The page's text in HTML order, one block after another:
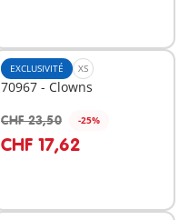
EXCLUSIVITÉ XS
70967 - Clowns
CHF 23,50 -25%
CHF 17,62
Au panier